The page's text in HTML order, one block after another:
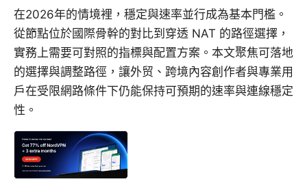
在2026年的情境裡，穩定與速率並行成為基本門檻。
從節點位於國際骨幹的對比到穿透 NAT 的路徑選擇，
實務上需要可對照的指標與配置方案。本文聚焦可落地
的選擇與調整路徑，讓外贸、跨境內容創作者與專業用
戶在受限網路條件下仍能保持可預期的速率與連線穩定
性。